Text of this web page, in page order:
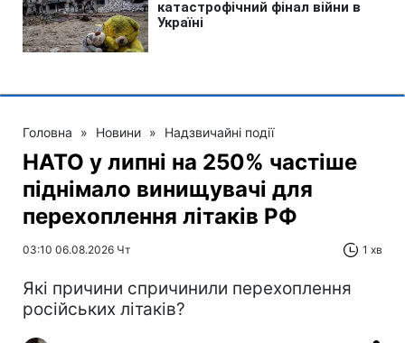
Головна » Новини » Надзвичайні події
НАТО у липні на 250% частіше
піднімало винищувачі для
перехоплення літаків РФ
03:10 06.08.2026 Чт 1 хв
Які причини спричинили перехоплення
російських літаків?